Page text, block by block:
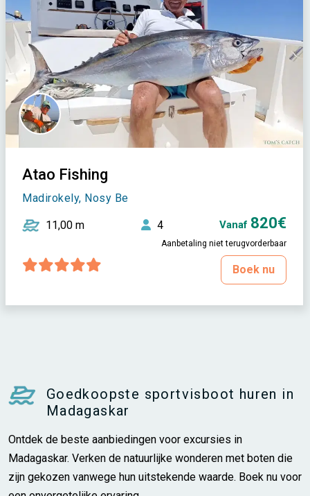
Atao Fishing
Madirokely, Nosy Be
11,00 m 4 Vanaf 820€
Aanbetaling niet terugvorderbaar
Boek nu
Goedkoopste sportvisboot huren in
Madagaskar
Ontdek de beste aanbiedingen voor excursies in
Madagaskar. Verken de natuurlijke wonderen met boten die
zijn gekozen vanwege hun uitstekende waarde. Boek nu voor